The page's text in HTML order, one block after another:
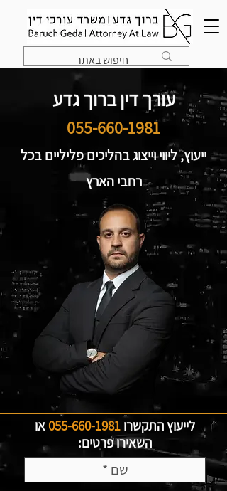
עורך דין ברוך גדע
055-660-1981
ייעוץ, ליווי וייצוג בהליכים פליליים בכל
רחבי הארץ
לייעוץ התקשרו 055-660-1981או
השאירו פרטים: